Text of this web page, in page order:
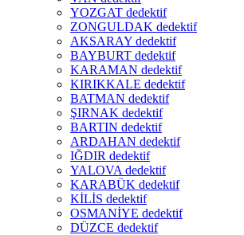
YOZGAT dedektif
ZONGULDAK dedektif
AKSARAY dedektif
BAYBURT dedektif
KARAMAN dedektif
KIRIKKALE dedektif
BATMAN dedektif
ŞIRNAK dedektif
BARTIN dedektif
ARDAHAN dedektif
IĞDIR dedektif
YALOVA dedektif
KARABÜK dedektif
KİLİS dedektif
OSMANİYE dedektif
DÜZCE dedektif